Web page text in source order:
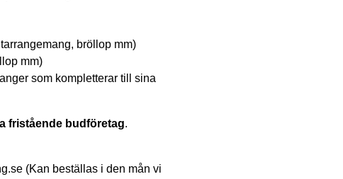
bröllop mm)
mm)
som kompletterar till sina
fristående budföretag.
(Kan beställas i den mån vi